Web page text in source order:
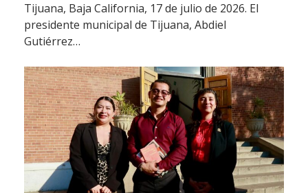
Tijuana, Baja California, 17 de julio de 2026. El
presidente municipal de Tijuana, Abdiel
Gutiérrez…